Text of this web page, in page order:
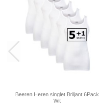
Beeren Heren singlet Briljant 6Pack
Wit